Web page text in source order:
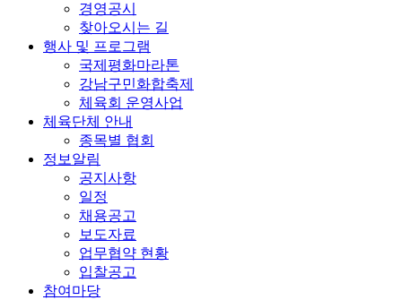
경영공시
찾아오시는 길
행사 및 프로그램
국제평화마라톤
강남구민화합축제
체육회 운영사업
체육단체 안내
종목별 협회
정보알림
공지사항
일정
채용공고
보도자료
업무협약 현황
입찰공고
참여마당